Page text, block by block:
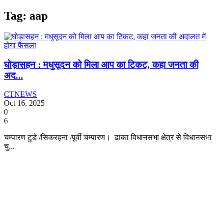
Tag: aap
घोड़ासहन : मधुसूदन को मिला आप का टिकट, कहा जनता की
अद...
CTNEWS
Oct 16, 2025
0
6
चम्पारण टुडे /सिकरहना /पूर्वी चम्पारण। ढाका विधानसभा क्षेत्र से विधानसभा
चु...